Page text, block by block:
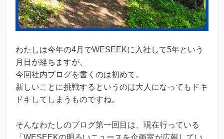
わたしは今年の4月でWESEEKに入社して5年という
月日が経ちますが、
今回社内ブログを書くのは初めて。
新しいことに挑戦するというのは大人になってもドキ
ドキしてしまうものですね。
そんなわたしのブログ第一回目は、現在行っている
「WESEEKの明るいニュースを企画室が広報してい